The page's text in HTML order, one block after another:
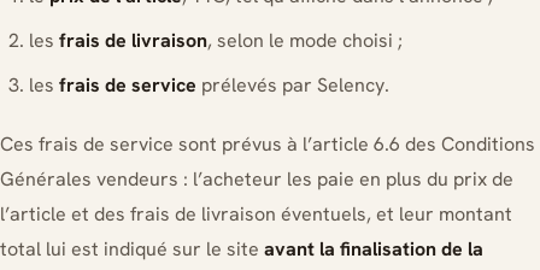
les frais de livraison, selon le mode choisi ;
les frais de service prélevés par Selency.
Ces frais de service sont prévus à l’article 6.6 des Conditions
Générales vendeurs : l’acheteur les paie en plus du prix de
l’article et des frais de livraison éventuels, et leur montant
total lui est indiqué sur le site avant la finalisation de la